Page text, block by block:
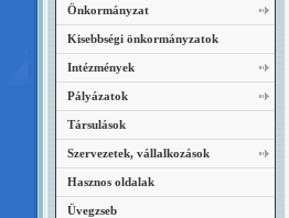
Önkormányzat
Kisebbségi önkormányzatok
Intézmények
Pályázatok
Társulások
Szervezetek, vállalkozások
Hasznos oldalak
Üvegzseb